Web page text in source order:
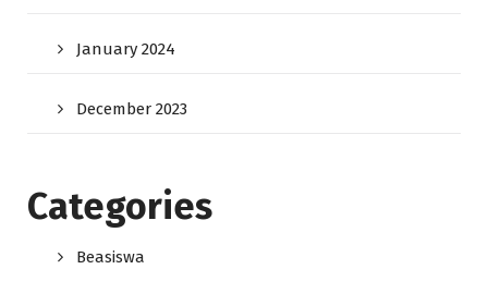
January 2024
December 2023
Categories
Beasiswa